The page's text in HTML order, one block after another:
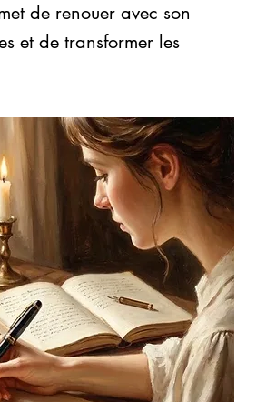
de renouer avec son
et de transformer les